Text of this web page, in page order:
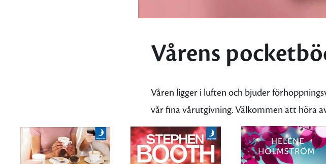
Vårens
Våren ligger i luften och bjuder
vår fina vårutgivning. Välkommen att höra